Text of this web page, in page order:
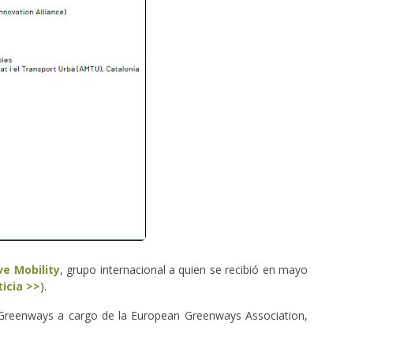
Mobility, grupo internacional a quien se recibió en mayo
>>).
a cargo de la European Greenways Association,